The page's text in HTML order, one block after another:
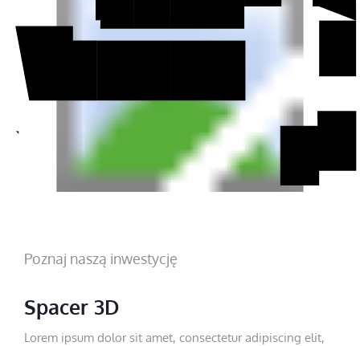
Poznaj naszą inwestycję
Spacer 3D
Lorem ipsum dolor sit amet, consectetur adipiscing elit,